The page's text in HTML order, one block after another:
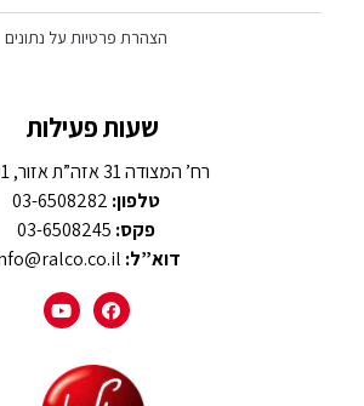
הצהרת פרטיות על נתונים
שעות פעילות
רח’ המצודה 31 אזה”ת אזור, 58001
טלפון:
פקס:
דוא”ל: